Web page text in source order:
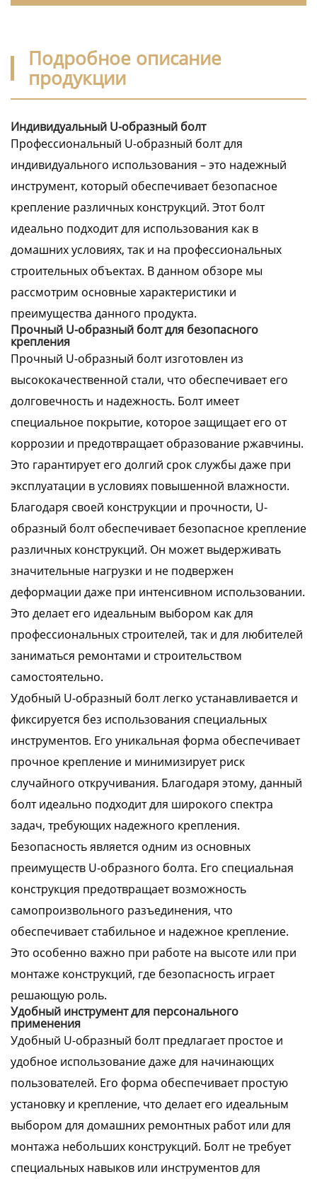
Подробное описание
продукции
Индивидуальный U-образный болт
Профессиональный U-образный болт для
индивидуального использования – это надежный
инструмент, который обеспечивает безопасное
крепление различных конструкций. Этот болт
идеально подходит для использования как в
домашних условиях, так и на профессиональных
строительных объектах. В данном обзоре мы
рассмотрим основные характеристики и
преимущества данного продукта.
Прочный U-образный болт для безопасного
крепления
Прочный U-образный болт изготовлен из
высококачественной стали, что обеспечивает его
долговечность и надежность. Болт имеет
специальное покрытие, которое защищает его от
коррозии и предотвращает образование ржавчины.
Это гарантирует его долгий срок службы даже при
эксплуатации в условиях повышенной влажности.
Благодаря своей конструкции и прочности, U-
образный болт обеспечивает безопасное крепление
различных конструкций. Он может выдерживать
значительные нагрузки и не подвержен
деформации даже при интенсивном использовании.
Это делает его идеальным выбором как для
профессиональных строителей, так и для любителей
заниматься ремонтами и строительством
самостоятельно.
Удобный U-образный болт легко устанавливается и
фиксируется без использования специальных
инструментов. Его уникальная форма обеспечивает
прочное крепление и минимизирует риск
случайного откручивания. Благодаря этому, данный
болт идеально подходит для широкого спектра
задач, требующих надежного крепления.
Безопасность является одним из основных
преимуществ U-образного болта. Его специальная
конструкция предотвращает возможность
самопроизвольного разъединения, что
обеспечивает стабильное и надежное крепление.
Это особенно важно при работе на высоте или при
монтаже конструкций, где безопасность играет
решающую роль.
Удобный инструмент для персонального
применения
Удобный U-образный болт предлагает простое и
удобное использование даже для начинающих
пользователей. Его форма обеспечивает простую
установку и крепление, что делает его идеальным
выбором для домашних ремонтных работ или для
монтажа небольших конструкций. Болт не требует
специальных навыков или инструментов для